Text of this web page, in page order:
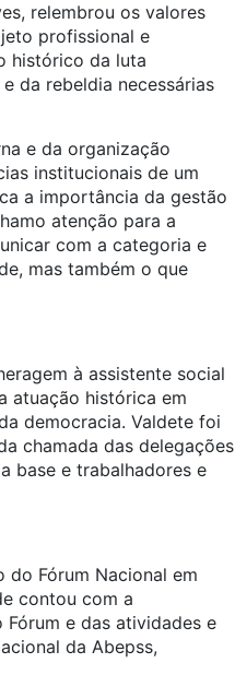
relembrou os valores
profissional e
histórico da luta
da rebeldia necessárias
e da organização
institucionais de um
a importância da gestão
atenção para a
com a categoria e
mas também o que
à assistente social
atuação histórica em
democracia. Valdete foi
chamada das delegações
base e trabalhadores e
do Fórum Nacional em
contou com a
e das atividades e
da Abepss,